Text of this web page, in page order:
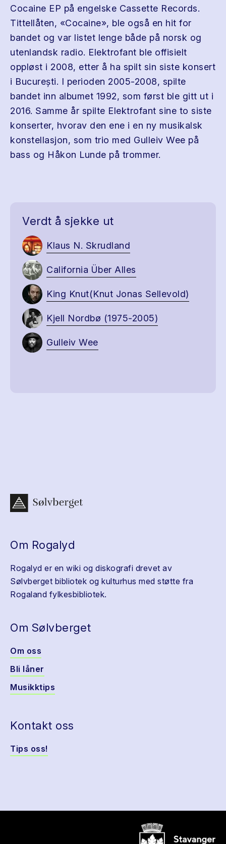
Cocaine EP på engelske Cassette Records.
Tittellåten, «Cocaine», ble også en hit for
bandet og var listet lenge både på norsk og
utenlandsk radio. Elektrofant ble offisielt
oppløst i 2008, etter å ha spilt sin siste konsert
i București. I perioden 2005-2008, spilte
bandet inn albumet 1992, som først ble gitt ut i
2016. Samme år spilte Elektrofant sine to siste
konserter, hvorav den ene i en ny musikalsk
konstellasjon, som trio med Gulleiv Wee på
bass og Håkon Lunde på trommer.
Verdt å sjekke ut
Klaus N. Skrudland
California Über Alles
King Knut(Knut Jonas Sellevold)
Kjell Nordbø (1975-2005)
Gulleiv Wee
Om Rogalyd
Rogalyd er en wiki og diskografi drevet av
Sølvberget bibliotek og kulturhus med støtte fra
Rogaland fylkesbibliotek.
Om Sølvberget
Om oss
Bli låner
Musikktips
Kontakt oss
Tips oss!